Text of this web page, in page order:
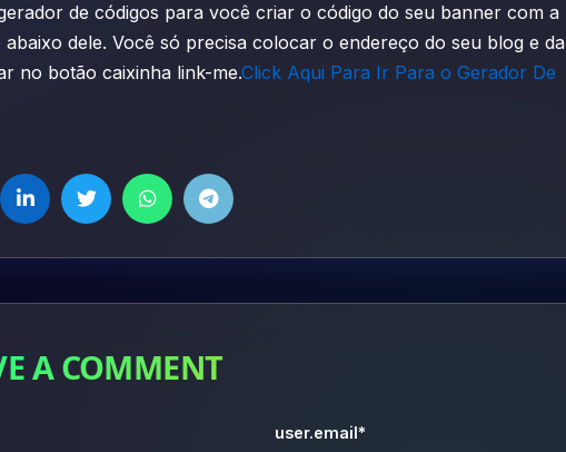
de códigos para você criar o código do seu banner com a
dele. Você só precisa colocar o endereço do seu blog e da
no botão caixinha link-me.Click Aqui Para Ir Para o Gerador De
A COMMENT
user.email*